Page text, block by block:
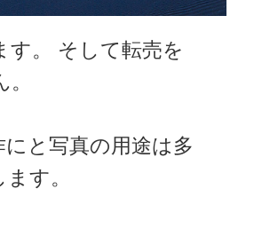
す。 そして転売を
と写真の用途は多
す。